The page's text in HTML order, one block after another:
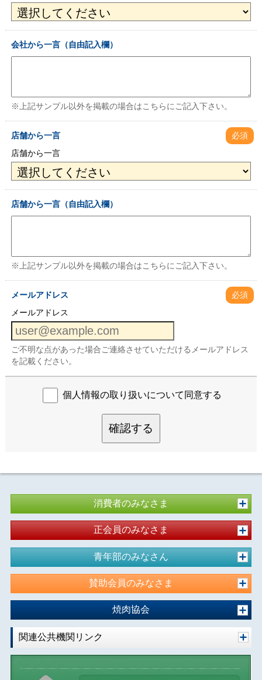
会社から一言（自由記入欄）
※上記サンプル以外を掲載の場合はこちらにご記入下さい。
店舗から一言
必須
店舗から一言
店舗から一言（自由記入欄）
※上記サンプル以外を掲載の場合はこちらにご記入下さい。
メールアドレス
必須
メールアドレス
ご不明な点があった場合ご連絡させていただけるメールアドレス
を記載ください。
個人情報の取り扱いについて同意する
確認する
消費者のみなさま
正会員のみなさま
青年部のみなさん
賛助会員のみなさま
焼肉協会
関連公共機関リンク